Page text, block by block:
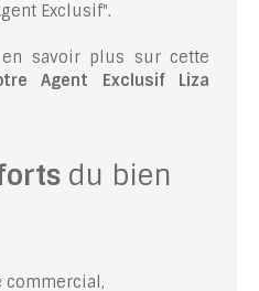
Exclusif".
en savoir plus sur cette
Agent Exclusif Liza
du bien
commercial,